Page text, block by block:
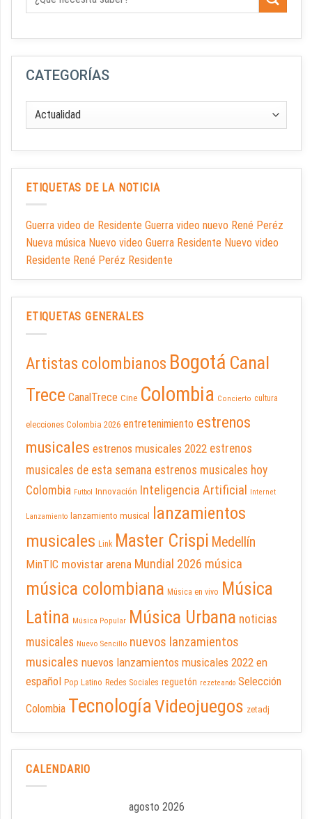
CATEGORÍAS
ETIQUETAS DE LA NOTICIA
Guerra video de Residente Guerra video nuevo René Peréz
Nueva música Nuevo video Guerra Residente Nuevo video
Residente René Peréz Residente
ETIQUETAS GENERALES
Artistas colombianos Bogotá Canal
Trece CanalTrece Cine Colombia Concierto cultura
elecciones Colombia 2026 entretenimiento estrenos
musicales estrenos musicales 2022 estrenos
musicales de esta semana estrenos musicales hoy
Colombia Futbol Innovación Inteligencia Artificial Internet
Lanzamiento lanzamiento musical lanzamientos
musicales Link Master Crispi Medellín
MinTIC movistar arena Mundial 2026 música
música colombiana Música en vivo Música
Latina Música Popular Música Urbana noticias
musicales Nuevo Sencillo nuevos lanzamientos
musicales nuevos lanzamientos musicales 2022 en
español Pop Latino Redes Sociales reguetón rezeteando Selección
Colombia TecnologíaVideojuegos zetadj
CALENDARIO
agosto 2026